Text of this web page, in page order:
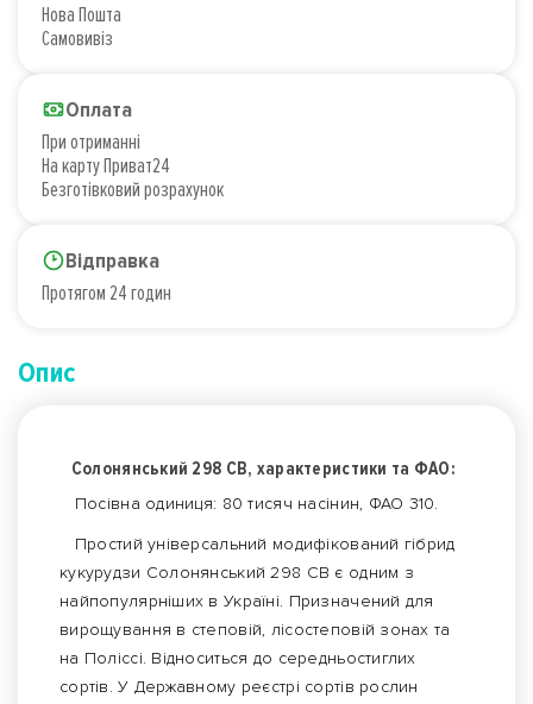
Нова Пошта
Самовивіз
Оплата
При отриманні
На карту Приват24
Безготівковий розрахунок
Відправка
Протягом 24 годин
Опис
Солонянський 298 СВ, характеристики та ФАО:
Посівна одиниця: 80 тисяч насінин, ФАО 310.
Простий універсальний модифікований гібрид
кукурудзи Солонянський 298 СВ є одним з
найпопулярніших в Україні. Призначений для
вирощування в степовій, лісостеповій зонах та
на Поліссі. Відноситься до середньостиглих
сортів. У Державному реєстрі сортів рослин